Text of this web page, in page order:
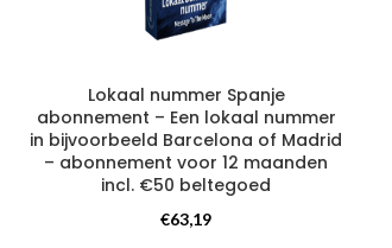
Lokaal nummer Spanje
abonnement – Een lokaal nummer
in bijvoorbeeld Barcelona of Madrid
– abonnement voor 12 maanden
incl. €50 beltegoed
Telefoonnummer
€63,19